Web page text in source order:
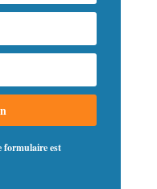
formulaire est